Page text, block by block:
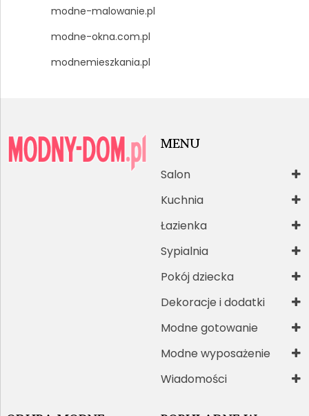
modne-malowanie.pl
modne-okna.com.pl
modnemieszkania.pl
MENU
Salon
Kuchnia
Łazienka
Sypialnia
Pokój dziecka
Dekoracje i dodatki
Modne gotowanie
Modne wyposażenie
Wiadomości